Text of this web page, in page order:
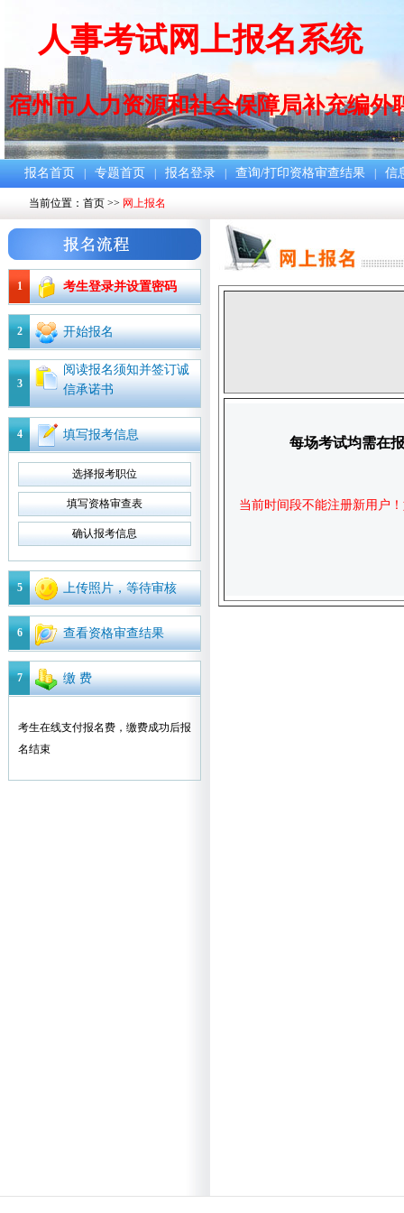
人事考试网上报名系统
宿州市人力资源和社会保障局补充编外
报名首页 专题首页 报名登录 查询/打印资格审查结果 信
当前位置： 首页 >> 网上报名
1 考生登录并设置密码
2 开始报名
3
阅读报名须知并签订诚
信承诺书
4 填写报考信息
选择报考职位
填写资格审查表
确认报考信息
5 上传照片，等待审核
6 查看资格审查结果
7 缴 费
考生在线支付报名费，缴费成功后报
名结束
每场考试均需在
当前时间段不能注册新用户